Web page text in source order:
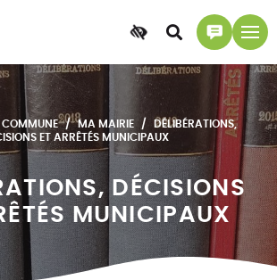
Accessibilité
Accéder
à
recherche
Accéder
à
la
page
contact
MA MAIRIE
DÉLIBÉRATIONS,
ET ARRÊTÉS MUNICIPAUX
DÉCISIONS
MUNICIPAUX